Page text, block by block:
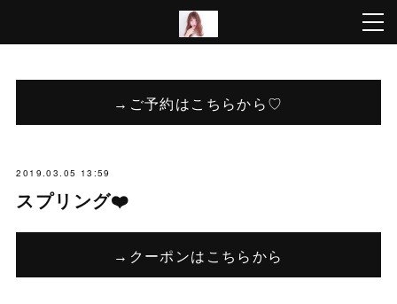
→ご予約はこちらから♡
2019.03.05 13:59
スプリング❤️
→クーポンはこちらから